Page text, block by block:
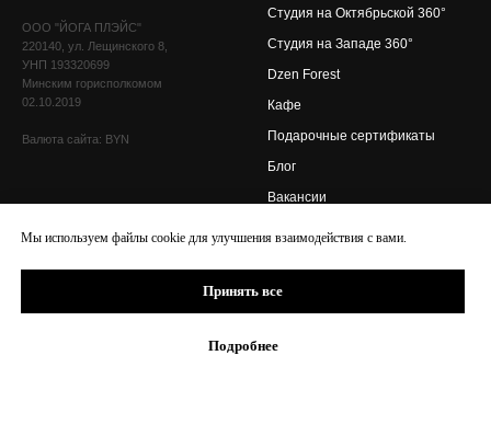
Мы используем файлы сookie для улучшения взаимодействия с вами.
Принять все
Подробнее
OOO "ЙОГА ПЛЭЙС"
220140, ул. Лещинского 8,
УНП 193320699
Минским горисполкомом
02.10.2019
Валюта сайта: BYN
Cтудия на Октябрьской 360°
Cтудия на Западе 360°
Dzen Forest
Кафе
Подарочные сертификаты
Блог
Вакансии
Расписание
Расписание YP Октябрьская
Информация
Контакты
Обратная связь